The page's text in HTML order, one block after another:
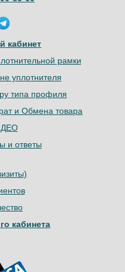
кабинет
рамки
уплотнителя
типа профиля
и Обмена товара
и ответы
кабинета